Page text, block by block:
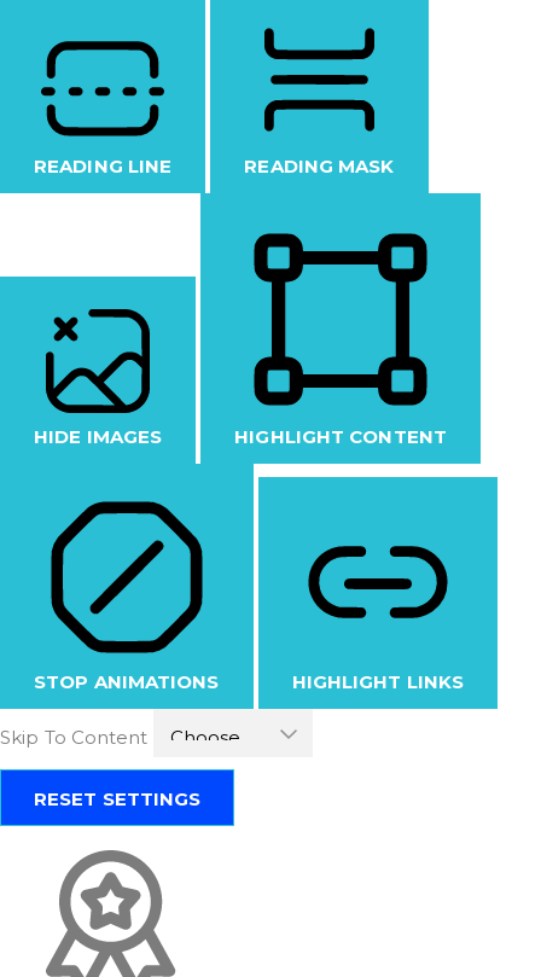
READING LINE READING MASK
HIDE IMAGES HIGHLIGHT CONTENT
STOP ANIMATIONS HIGHLIGHT LINKS
Skip To Content
RESET SETTINGS